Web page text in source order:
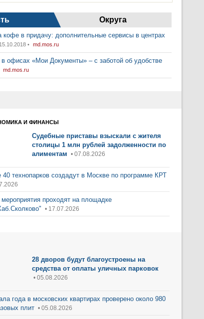
Округа
в придачу: дополнительные сервисы в центрах
15.10.2018 • md.mos.ru
в офисах «Мои Документы» – с заботой об удобстве
md.mos.ru
И ФИНАНСЫ
Судебные приставы взыскали с жителя
столицы 1 млн рублей задолженности по
алиментам • 07.08.2026
40 технопарков создадут в Москве по программе КРТ
мероприятия проходят на площадке
• 17.07.2026
28 дворов будут благоустроены на
средства от оплаты уличных парковок
• 05.08.2026
года в московских квартирах проверено около 980
плит • 05.08.2026